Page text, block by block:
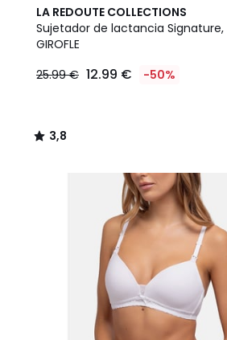
LA REDOUTE COLLECTIONS
Sujetador de lactancia Signature,
GIROFLE
25.99 € 12.99 € -50%
3,8
/ 5
3,8
/